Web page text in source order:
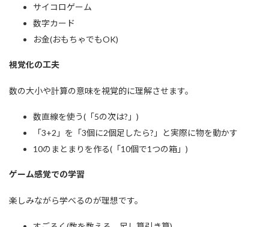
サイコロゲーム
数字カード
お金(おもちゃでもOK)
視覚化の工夫
数の大小や計算の意味を視覚的に理解させます。
数直線を使う(「5の次は?」)
「3+2」を「3個に2個足したら?」と実際に物を動かす
10のまとまりを作る(「10個で1つの箱」)
ゲーム感覚での学習
楽しみながら学べるのが理想です。